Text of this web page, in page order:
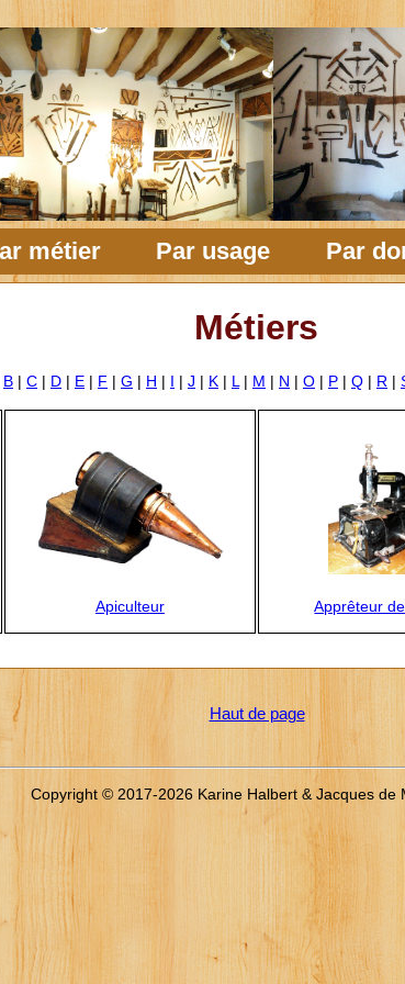
métier Par usage Par
Métiers
B| C| D| E| F | G | H | I | J | K| L | M | N | O| P| Q| R |
Apiculteur Apprêteur
Haut de page
Copyright © 2017-2026 Karine Halbert & Jacques de